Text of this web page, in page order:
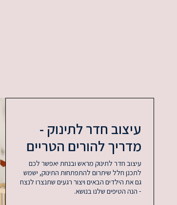
עיצוב חדר לתינוק -
מדריך להורים הטריים
עיצוב חדר לתינוק מראש ובנחת יאפשר לכם
לתכנן חלל שיתרום להתפתחות התינוק, ישמש
גם את הילדים הבאים ויצור רגעים שתנצרו לנצח
- הנה הטיפים שלנו בנושא.